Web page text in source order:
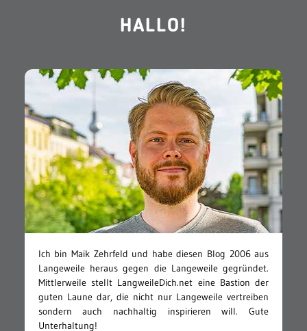
HALLO!
Ich bin Maik Zehrfeld und habe diesen Blog 2006 aus
Langeweile heraus gegen die Langeweile gegründet.
Mittlerweile stellt LangweileDich.net eine Bastion der
guten Laune dar, die nicht nur Langeweile vertreiben
sondern auch nachhaltig inspirieren will. Gute
Unterhaltung!